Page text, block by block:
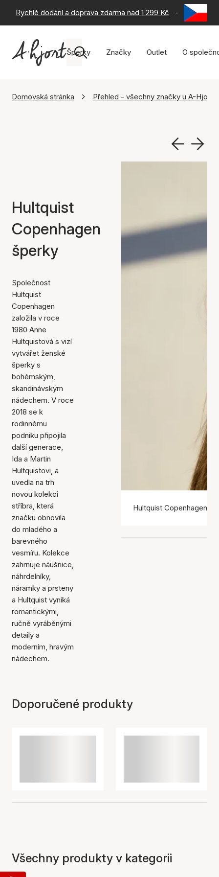
Rychlé dodání a doprava zdarma nad 1 299 Kč - 60 dní
Šperky Značky Outlet O
Domovská stránka Přehled - všechny značky u A-Hjort
Hultquist
Copenhagen
šperky
Společnost
Hultquist
Copenhagen
založila v roce
1980 Anne
Hultquistová s vizí
vytvářet ženské
šperky s
bohémským,
skandinávským
nádechem. V roce
2018 se k
rodinnému
podniku připojila
další generace,
Ida a Martin
Hultquistovi, a
uvedla na trh
novou kolekci
stříbra, která
značku obnovila
do mladého a
barevného
vesmíru. Kolekce
zahrnuje náušnice,
náhrdelníky,
náramky a prsteny
a Hultquist vyniká
romantickými,
ručně vyráběnými
detaily a
moderním, hravým
nádechem.
Hultquist Copenhagen
Doporučené produkty
Všechny produkty v kategorii